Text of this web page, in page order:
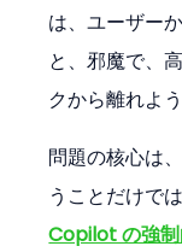
は、ユーザー
と、邪魔で、
クから離れよ
問題の核心は
うことだけで
Copilot の強